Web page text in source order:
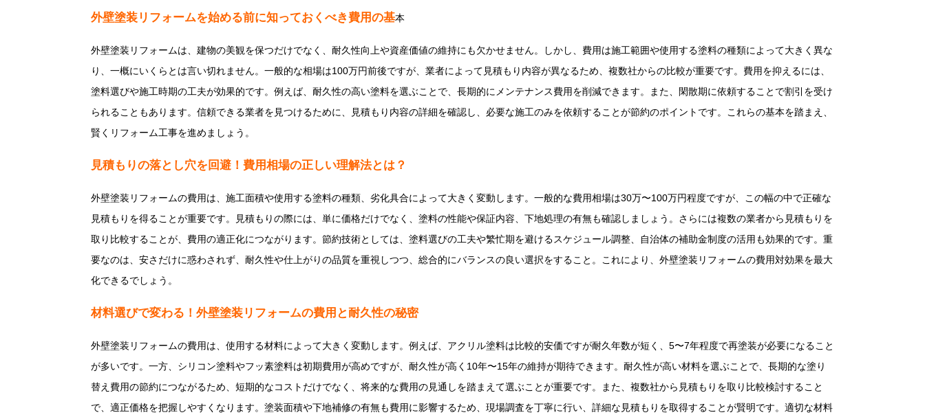
外壁塗装リフォームを始める前に知っておくべき費用の基本
外壁塗装リフォームは、建物の美観を保つだけでなく、耐久性向上や資産価値の維持にも欠かせません。しかし、費用は施工範囲や使用する塗料の種類によって大きく異な
り、一概にいくらとは言い切れません。一般的な相場は100万円前後ですが、業者によって見積もり内容が異なるため、複数社からの比較が重要です。費用を抑えるには、
塗料選びや施工時期の工夫が効果的です。例えば、耐久性の高い塗料を選ぶことで、長期的にメンテナンス費用を削減できます。また、閑散期に依頼することで割引を受け
られることもあります。信頼できる業者を見つけるために、見積もり内容の詳細を確認し、必要な施工のみを依頼することが節約のポイントです。これらの基本を踏まえ、
賢くリフォーム工事を進めましょう。
見積もりの落とし穴を回避！費用相場の正しい理解法とは？
外壁塗装リフォームの費用は、施工面積や使用する塗料の種類、劣化具合によって大きく変動します。一般的な費用相場は30万〜100万円程度ですが、この幅の中で正確な
見積もりを得ることが重要です。見積もりの際には、単に価格だけでなく、塗料の性能や保証内容、下地処理の有無も確認しましょう。さらには複数の業者から見積もりを
取り比較することが、費用の適正化につながります。節約技術としては、塗料選びの工夫や繁忙期を避けるスケジュール調整、自治体の補助金制度の活用も効果的です。重
要なのは、安さだけに惑わされず、耐久性や仕上がりの品質を重視しつつ、総合的にバランスの良い選択をすること。これにより、外壁塗装リフォームの費用対効果を最大
化できるでしょう。
材料選びで変わる！外壁塗装リフォームの費用と耐久性の秘密
外壁塗装リフォームの費用は、使用する材料によって大きく変動します。例えば、アクリル塗料は比較的安価ですが耐久年数が短く、5〜7年程度で再塗装が必要になること
が多いです。一方、シリコン塗料やフッ素塗料は初期費用が高めですが、耐久性が高く10年〜15年の維持が期待できます。耐久性が高い材料を選ぶことで、長期的な塗り
替え費用の節約につながるため、短期的なコストだけでなく、将来的な費用の見通しを踏まえて選ぶことが重要です。また、複数社から見積もりを取り比較検討すること
で、適正価格を把握しやすくなります。塗装面積や下地補修の有無も費用に影響するため、現場調査を丁寧に行い、詳細な見積もりを取得することが賢明です。適切な材料